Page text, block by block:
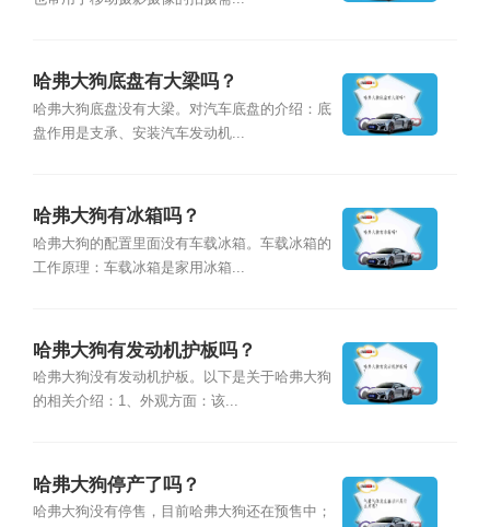
哈弗大狗底盘有大梁吗？
哈弗大狗底盘没有大梁。对汽车底盘的介绍：底
盘作用是支承、安装汽车发动机...
哈弗大狗有冰箱吗？
哈弗大狗的配置里面没有车载冰箱。车载冰箱的
工作原理：车载冰箱是家用冰箱...
哈弗大狗有发动机护板吗？
哈弗大狗没有发动机护板。以下是关于哈弗大狗
的相关介绍：1、外观方面：该...
哈弗大狗停产了吗？
哈弗大狗没有停售，目前哈弗大狗还在预售中；